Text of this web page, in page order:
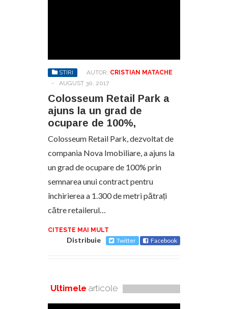
STIRI AUTOR: CRISTIAN MATACHE
-
AUGUST 30, 2017
Colosseum Retail Park a
ajuns la un grad de
ocupare de 100%,
Colosseum Retail Park, dezvoltat de
compania Nova Imobiliare, a ajuns la
un grad de ocupare de 100% prin
semnarea unui contract pentru
închirierea a 1.300 de metri pătrați
către retailerul…
CITESTE MAI MULT
Distribuie Twitter Facebook
Ultimele articole